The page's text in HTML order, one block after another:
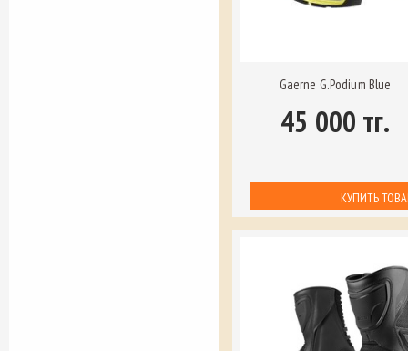
Gaerne G.Podium Blue
45 000 тг.